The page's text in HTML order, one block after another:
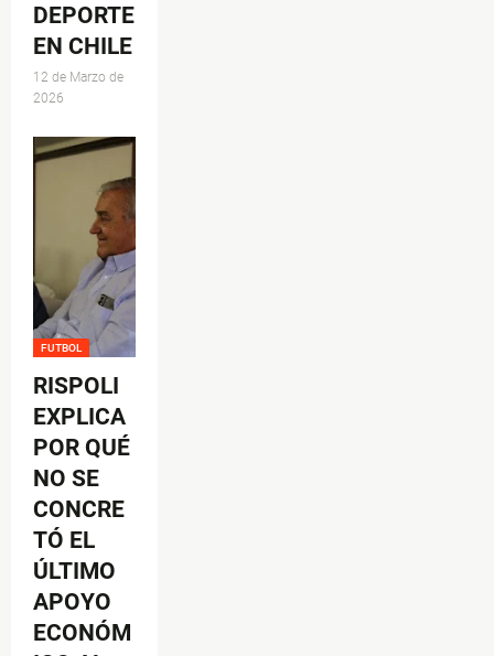
DEPORTE
EN CHILE
12 de Marzo de
2026
FUTBOL
RISPOLI
EXPLICA
POR QUÉ
NO SE
CONCRE
TÓ EL
ÚLTIMO
APOYO
ECONÓM